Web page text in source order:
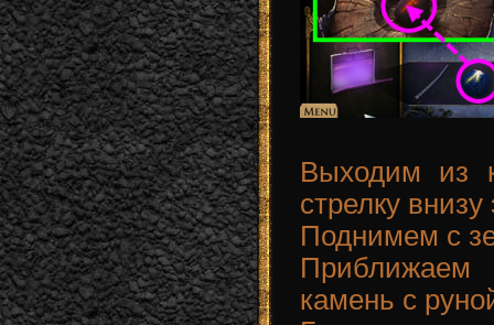
Выходим из
стрелку внизу
Поднимем с
камень с